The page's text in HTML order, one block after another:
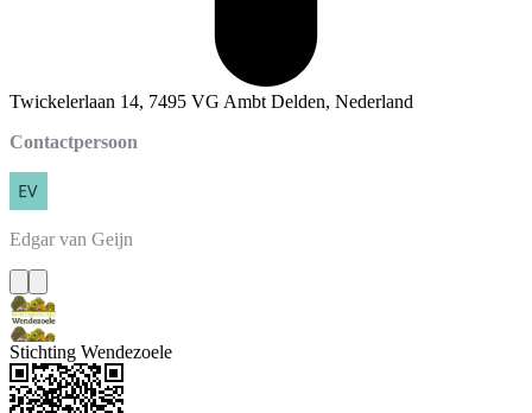
Twickelerlaan 14, 7495 VG Ambt Delden, Nederland
Contactpersoon
Edgar van Geijn
Stichting Wendezoele